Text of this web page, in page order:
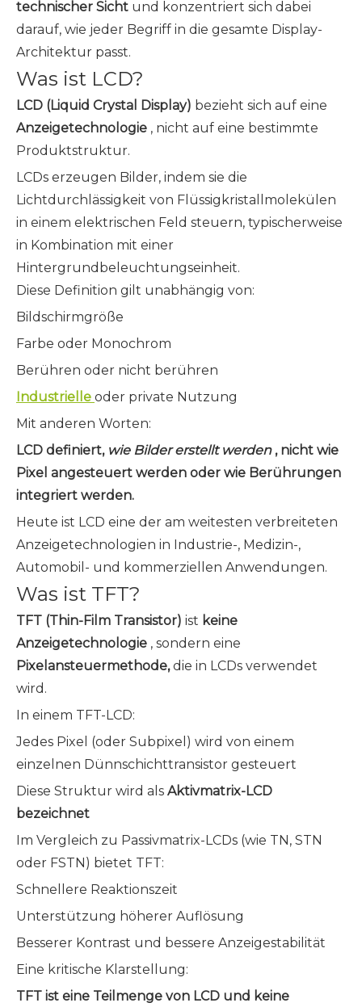
technischer Sicht und konzentriert sich dabei
darauf, wie jeder Begriff in die gesamte Display-
Architektur passt.
Was ist LCD?
LCD (Liquid Crystal Display) bezieht sich auf eine
Anzeigetechnologie , nicht auf eine bestimmte
Produktstruktur.
LCDs erzeugen Bilder, indem sie die
Lichtdurchlässigkeit von Flüssigkristallmolekülen
in einem elektrischen Feld steuern, typischerweise
in Kombination mit einer
Hintergrundbeleuchtungseinheit.
Diese Definition gilt unabhängig von:
Bildschirmgröße
Farbe oder Monochrom
Berühren oder nicht berühren
Industrielle oder private Nutzung
Mit anderen Worten:
LCD definiert, wie Bilder erstellt werden , nicht wie
Pixel angesteuert werden oder wie Berührungen
integriert werden.
Heute ist LCD eine der am weitesten verbreiteten
Anzeigetechnologien in Industrie-, Medizin-,
Automobil- und kommerziellen Anwendungen.
Was ist TFT?
TFT (Thin-Film Transistor) ist keine
Anzeigetechnologie , sondern eine
Pixelansteuermethode,die in LCDs verwendet
wird.
In einem TFT-LCD:
Jedes Pixel (oder Subpixel) wird von einem
einzelnen Dünnschichttransistor gesteuert
Diese Struktur wird als Aktivmatrix-LCD
bezeichnet
Im Vergleich zu Passivmatrix-LCDs (wie TN, STN
oder FSTN) bietet TFT:
Schnellere Reaktionszeit
Unterstützung höherer Auflösung
Besserer Kontrast und bessere Anzeigestabilität
Eine kritische Klarstellung:
TFT ist eine Teilmenge von LCD und keine